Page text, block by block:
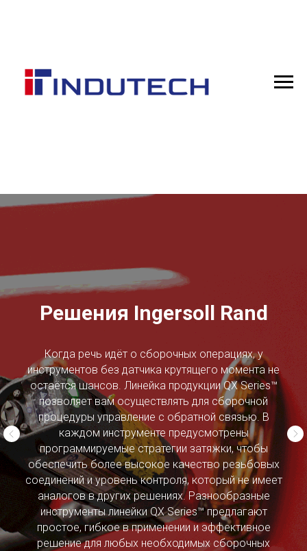
Решения Ingersoll Rand
Когда речь идёт о сборочных операциях, у
инструментов без датчика крутящего момента не
остаётся шансов. Линейка продукции QX Series™
позволяет вам осуществлять для сборочной
процедуры управление с обратной связью. В
каждом инструменте предусмотрены
программируемые стратегии затяжки, чтобы
обеспечить более высокое качество резьбовых
соединений и уровень контроля, который не имеет
аналогов в других решениях. Разнообразные
инструменты линейки QX Series™ предлагают
простое, гибкое в применении и эффективное
решение для любых необходимых сборочных